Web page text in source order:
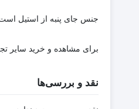
جنس جای پنبه از استیل
برای مشاهده و خرید سایر
نقد و بررسی‌ها